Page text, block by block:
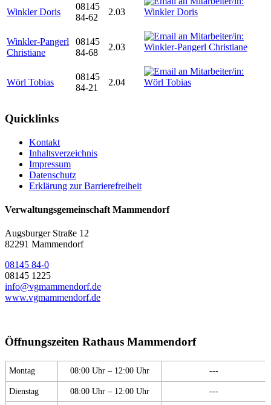
Winkler Doris
08145
84-62
2.03
Winkler-Pangerl
Christiane
08145
84-68
2.03
Wörl Tobias
08145
84-21
2.04
Quicklinks
Kontakt
Inhaltsverzeichnis
Impressum
Datenschutz
Erklärung zur Barrierefreiheit
Verwaltungsgemeinschaft Mammendorf
Augsburger Straße 12
82291 Mammendorf
08145 84-0
08145 1225
info@vgmammendorf.de
www.vgmammendorf.de
Öffnungszeiten Rathaus Mammendorf
Montag 08:00 Uhr – 12:00 Uhr ---
Dienstag 08:00 Uhr – 12:00 Uhr ---